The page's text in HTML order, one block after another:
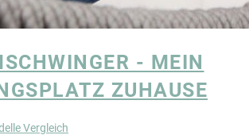
- MEIN
ZUHAUSE
Vergleich